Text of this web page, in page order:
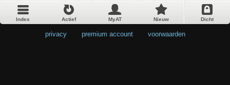
Index Actief MyAT Nieuw Dicht
privacy premium account voorwaarden